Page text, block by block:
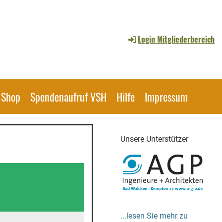
Login Mitgliederbereich
Shop Spendenaufruf VSH Hilfe Impressum
Unsere Unterstützer
...lesen Sie mehr zu